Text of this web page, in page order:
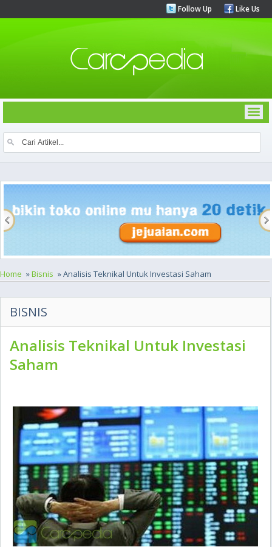
Follow Up Like Us
Home »Bisnis » Analisis Teknikal Untuk Investasi Saham
BISNIS
Analisis Teknikal Untuk Investasi
Saham